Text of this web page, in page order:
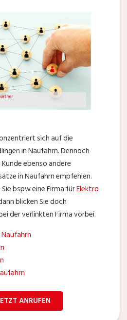
sich auf die
in Naufahrn. Dennoch
ebenso andere
in Naufahrn empfehlen.
bspw eine Firma fürElektro
blicken Sie doch
der verlinkten Firma vorbei.
ANRUFEN